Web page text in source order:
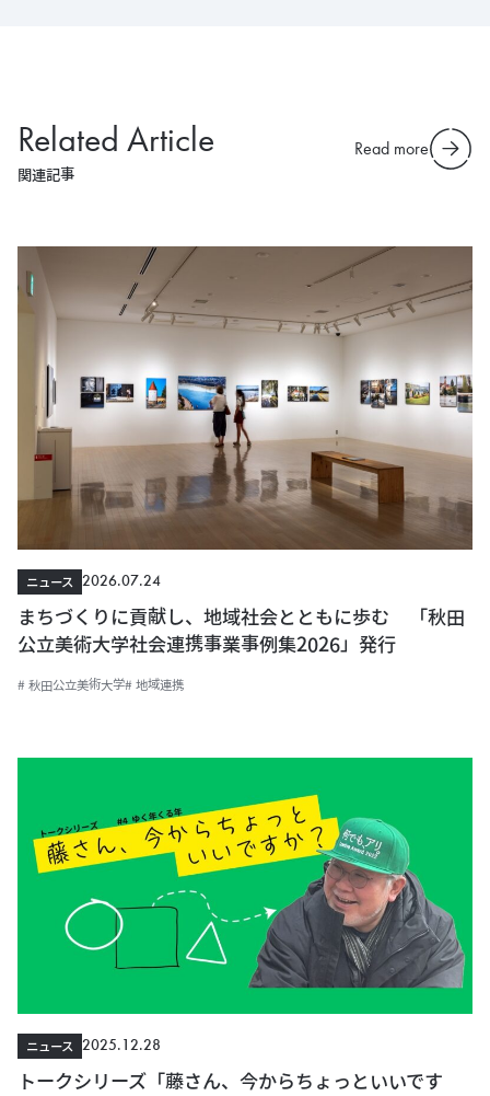
Related Article
関連記事
Read more
ニュース
2026.07.24
まちづくりに貢献し、地域社会とともに歩む 「秋田
公立美術大学社会連携事業事例集2026」発行
# 秋田公立美術大学# 地域連携
ニュース
2025.12.28
トークシリーズ「藤さん、今からちょっといいです